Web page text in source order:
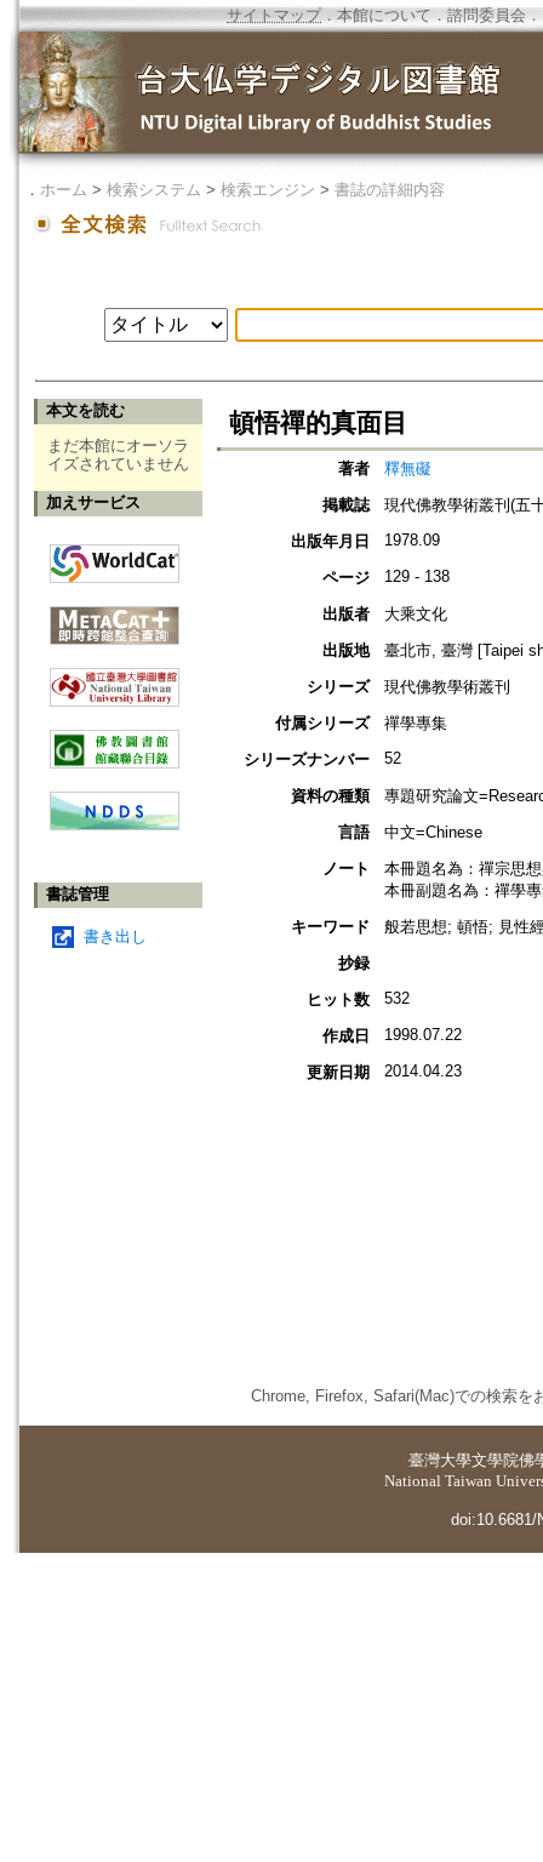
サイトマップ．本館について ． 諮問委員会 ．
． ホーム > 検索システム > 検索エンジン > 書誌の詳細内容
本文を読む
まだ本館にオーソラ
イズされていません
加えサービス
書誌管理
書き出し
頓悟禪的真面目
著者
釋無礙
掲載誌
現代佛教學術叢刊(五
出版年月日
1978.09
ページ 129 - 138
出版者
大乘文化
出版地
臺北市, 臺灣 [Taipei
シリーズ
現代佛教學術叢刊
付属シリーズ
禪學專集
シリーズナンバー
52
資料の種類
專題研究論文
言語
中文=Chinese
ノート
本冊題名為：禪宗思
本冊副題名為：禪學
キーワード
般若思想; 頓悟; 見性
抄録
ヒット数
532
作成日 1998.07.22
更新日期 2014.04.23
Chrome, Firefox, Safari(Mac)での検索を
臺灣大學文學院佛
National Taiwan
doi:10.6681/